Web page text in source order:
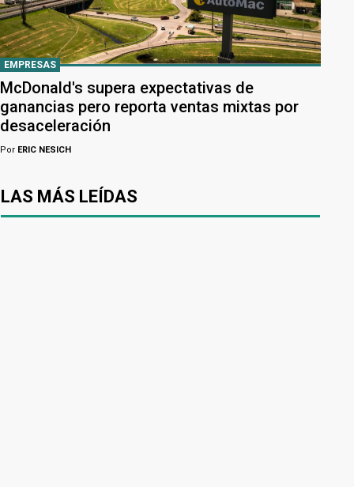
EMPRESAS
McDonald's supera expectativas de
ganancias pero reporta ventas mixtas por
desaceleración
Por ERIC NESICH
LAS MÁS LEÍDAS